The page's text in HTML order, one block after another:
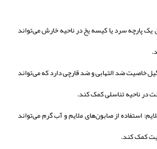
پارچه سرد یا کیسه یخ در ناحیه خارش می‌تواند
خاصیت ضد التهابی و ضد قارچی دارد که می‌تواند
در ناحیه تناسلی کمک کند.
استفاده از صابون‌های ملایم و آب گرم می‌تواند
کمک کند.